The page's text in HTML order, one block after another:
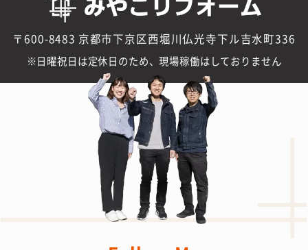
〒600-8483 京都市下京区西堀川仏光寺下ル吉水町336
日曜祝日は定休日のため、現場稼働はしておりません